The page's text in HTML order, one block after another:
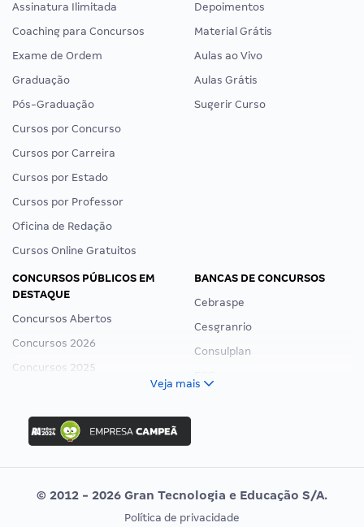
Assinatura Ilimitada
Coaching para Concursos
Exame de Ordem
Graduação
Pós-Graduação
Cursos por Concurso
Cursos por Carreira
Cursos por Estado
Cursos por Professor
Oficina de Redação
Cursos Online Gratuitos
Depoimentos
Material Grátis
Aulas ao Vivo
Aulas Grátis
Sugerir Curso
CONCURSOS PÚBLICOS EM
DESTAQUE
Concursos Abertos
Concursos 2026
Concursos 2025
Concurso Ibama
Concurso MPU
Editais publicados
BANCAS DE CONCURSOS
Cebraspe
Cesgranrio
Consulplan
Vunesp
Veja mais
© 2012 - 2026 Gran Tecnologia e Educação S/A.
Política de privacidade